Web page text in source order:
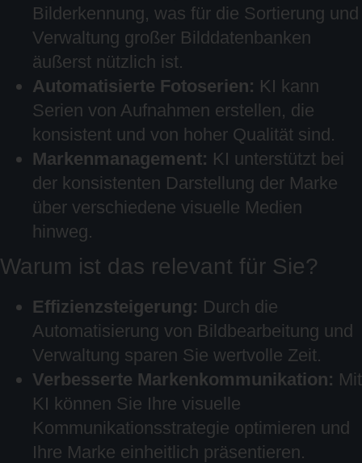
Bilderkennung, was für die Sortierung und
Verwaltung großer Bilddatenbanken
äußerst nützlich ist.
Automatisierte Fotoserien: KI kann
Serien von Aufnahmen erstellen, die
konsistent und von hoher Qualität sind.
Markenmanagement: KI unterstützt bei
der konsistenten Darstellung der Marke
über verschiedene visuelle Medien
hinweg.
Warum ist das relevant für Sie?
Effizienzsteigerung: Durch die
Automatisierung von Bildbearbeitung und
Verwaltung sparen Sie wertvolle Zeit.
Verbesserte Markenkommunikation: Mit
KI können Sie Ihre visuelle
Kommunikationsstrategie optimieren und
Ihre Marke einheitlich präsentieren.